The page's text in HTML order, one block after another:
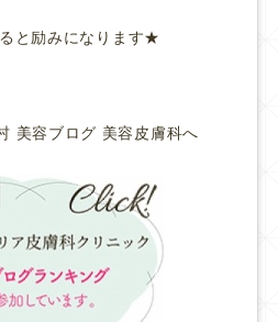
と励みになります★